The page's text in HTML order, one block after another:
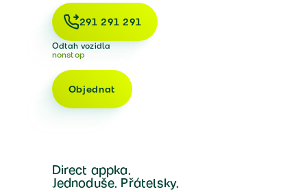
291 291 291
Odtah vozidla
nonstop
Objednat
Direct appka.
Jednoduše. Přátelsky.